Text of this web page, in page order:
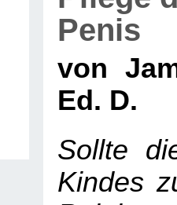
Penis
von
Ed. D.
Sollte
Kindes